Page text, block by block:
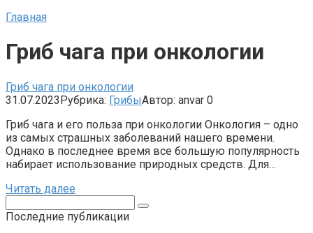
Главная
Гриб чага при онкологии
Гриб чага при онкологии
31.07.2023Рубрика: ГрибыАвтор: anvar 0
Гриб чага и его польза при онкологии Онкология – одно
из самых страшных заболеваний нашего времени.
Однако в последнее время все большую популярность
набирает использование природных средств. Для…
Читать далее
Последние публикации